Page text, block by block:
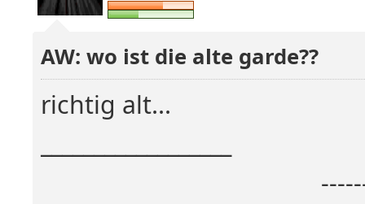
AW: wo ist die alte garde??
richtig alt...